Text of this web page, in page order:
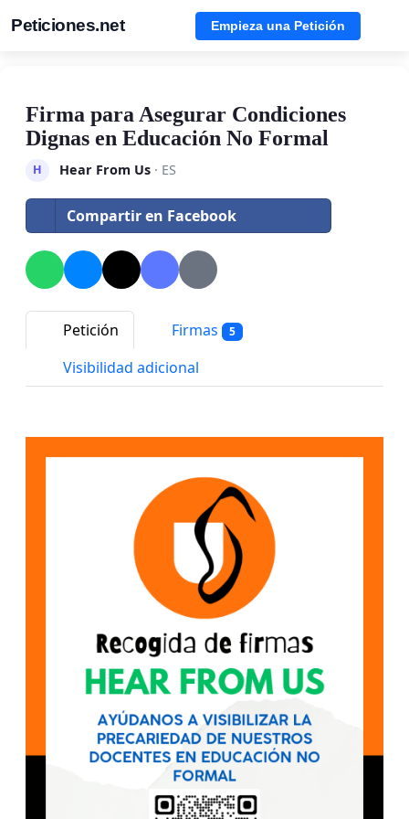
Peticiones.net Empieza una Petición
Firma para Asegurar Condiciones
Dignas en Educación No Formal
H Hear From Us· ES
Compartir en Facebook
Petición Firmas 5
Visibilidad adicional